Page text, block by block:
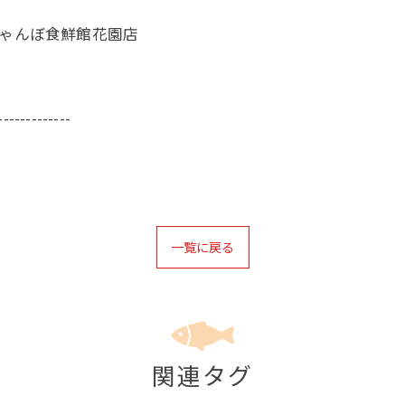
んぼ食鮮館花園店
一覧に戻る
関連タグ